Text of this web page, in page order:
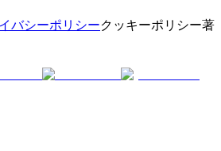
バシーポリシークッキーポリシー著